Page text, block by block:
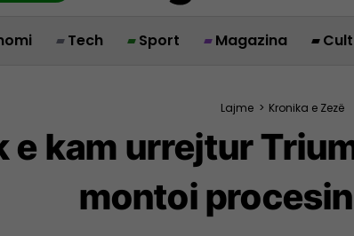
Tech Sport Magazina Cult
Lajme > Kronika e Zezë
e kam urrejtur
montoi